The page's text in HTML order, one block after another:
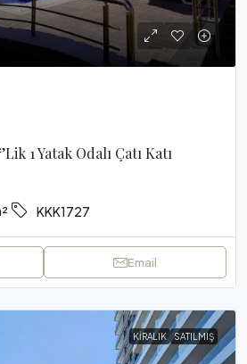
1 Yatak Odalı Çatı Katı
KKK1727
Email
KIRALIK SATILMIŞ